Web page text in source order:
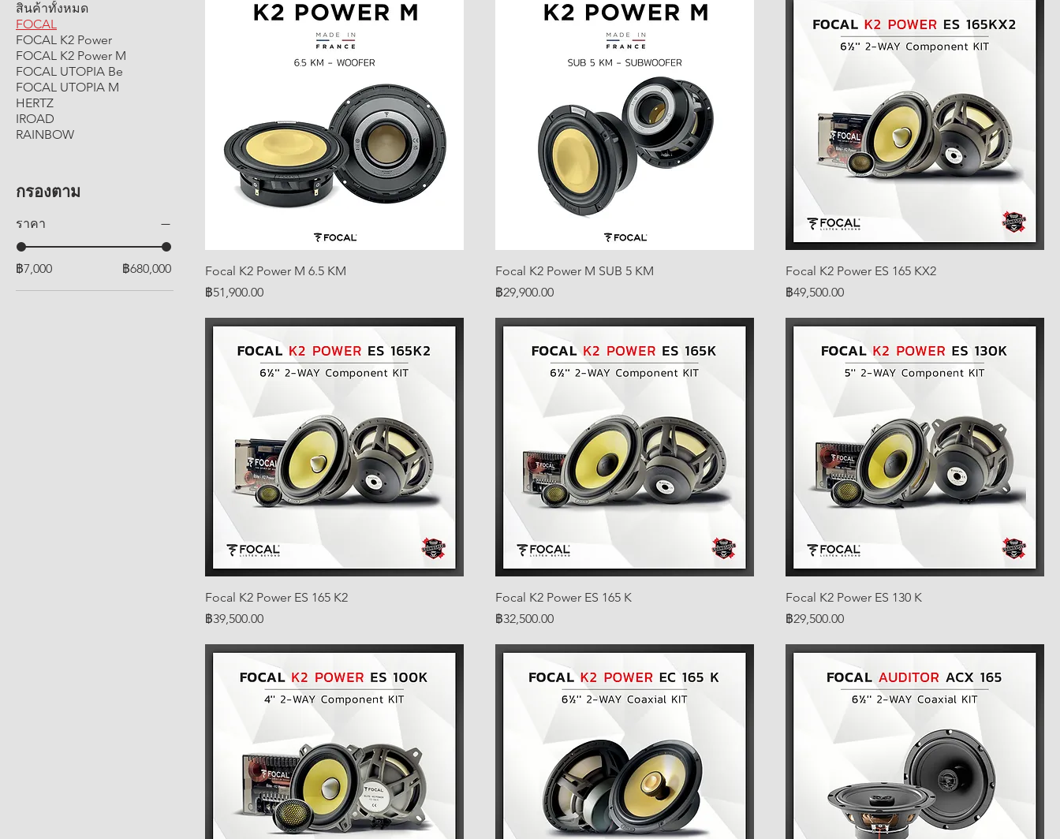
สินค้าทั้งหมด
FOCAL
FOCAL K2 Power
FOCAL K2 Power M
FOCAL UTOPIA Be
FOCAL UTOPIA M
HERTZ
IROAD
RAINBOW
กรองตาม
ราคา
฿7,000 ฿680,000
Focal K2 Power M 6.5 KM
ราคา
฿51,900.00
Focal K2 Power M SUB 5 KM
ราคา
฿29,900.00
Focal K2 Power ES 165 KX2
ราคา
฿49,500.00
Focal K2 Power ES 165 K2
ราคา
฿39,500.00
Focal K2 Power ES 165 K
ราคา
฿32,500.00
Focal K2 Power ES 130 K
ราคา
฿29,500.00